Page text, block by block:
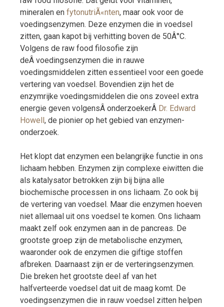
mineralen en fytonutriÃ«nten, maar ook voor de
voedingsenzymen. Deze enzymen die in voedsel
zitten, gaan kapot bij verhitting boven de 50Â°C.
Volgens de raw food filosofie zijn
deÂ voedingsenzymen die in rauwe
voedingsmiddelen zitten essentieel voor een goede
vertering van voedsel. Bovendien zijn het de
enzymrijke voedingsmiddelen die ons zoveel extra
energie geven volgensÂ onderzoekerÂ Dr. Edward
Howell, de pionier op het gebied van enzymen-
onderzoek.
Het klopt dat enzymen een belangrijke functie in ons
lichaam hebben. Enzymen zijn complexe eiwitten die
als katalysator betrokken zijn bij bijna alle
biochemische processen in ons lichaam. Zo ook bij
de vertering van voedsel. Maar die enzymen hoeven
niet allemaal uit ons voedsel te komen. Ons lichaam
maakt zelf ook enzymen aan in de pancreas. De
grootste groep zijn de metabolische enzymen,
waaronder ook de enzymen die giftige stoffen
afbreken. Daarnaast zijn er de verteringsenzymen.
Die breken het grootste deel af van het
halfverteerde voedsel dat uit de maag komt. De
voedingsenzymen die in rauw voedsel zitten helpen